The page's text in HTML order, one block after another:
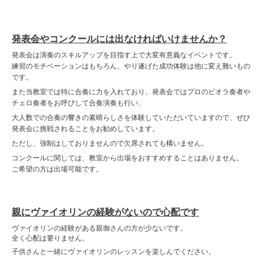
発表会やコンクールには出なければいけませんか？
発表会は演奏のスキルアップを目指す上で大変有意義なイベントです。
練習のモチベーションはもちろん、やり遂げた成功体験は他に変え難いもの
です。
また当教室では特に合奏に力を入れており、発表会ではプロのビオラ奏者や
チェロ奏者をお呼びして合奏演奏も行い、
大人数での合奏の響きの素晴らしさを体験していただいていますので、ぜひ
発表会に挑戦されることをお勧めしています。
ただし、強制はしておりませんので欠席されても構いません。
コンクールに関しては、教室から出場をおすすめすることはありません。
ご希望の方は出場可能です。
親にヴァイオリンの経験がないので心配です
ヴァイオリンの経験がある親御さんの方が少ないです。
全く心配は要りません。
子供さんと一緒にヴァイオリンのレッスンを楽しんでください。